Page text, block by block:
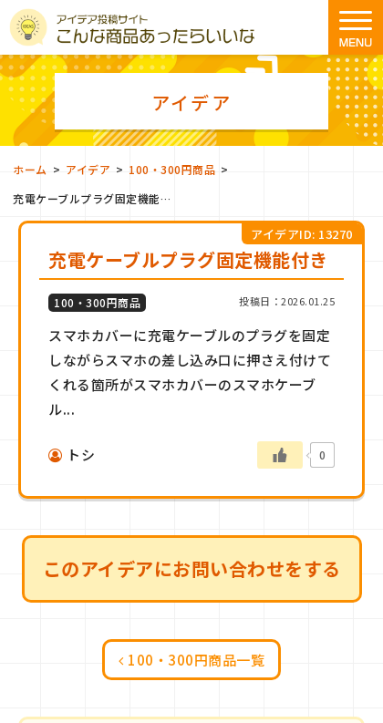
アイデア
ホーム > アイデア > 100・300円商品 >
充電ケーブルプラグ固定機能付き
充電ケーブルプラグ固定機能付き
アイデアID: 13270
100・300円商品 投稿日：2026.01.25
スマホカバーに充電ケーブルのプラグを固定
しながらスマホの差し込み口に押さえ付けて
くれる箇所がスマホカバーのスマホケーブ
ル...
トシ 0
このアイデアにお問い合わせをする
100・300円商品一覧